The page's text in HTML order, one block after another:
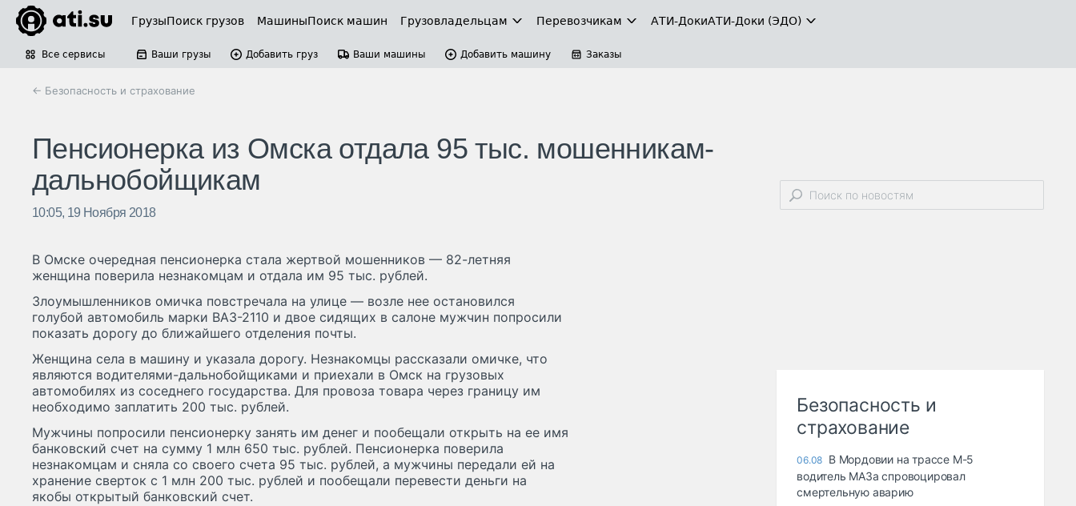
ГрузыПоиск грузов МашиныПоиск машин Грузовладельцам Перевозчикам АТИ-ДокиАТИ-Доки (ЭДО)
Все сервисы Ваши грузы Добавить груз Ваши машины Добавить машину Заказы
← Безопасность и страхование
Пенсионерка из Омска отдала 95 тыс. мошенникам-
дальнобойщикам
10:05, 19 Ноября 2018
В Омске очередная пенсионерка стала жертвой мошенников — 82-летняя
женщина поверила незнакомцам и отдала им 95 тыс. рублей.
Злоумышленников омичка повстречала на улице — возле нее остановился
голубой автомобиль марки ВАЗ-2110 и двое сидящих в салоне мужчин попросили
показать дорогу до ближайшего отделения почты.
Женщина села в машину и указала дорогу. Незнакомцы рассказали омичке, что
являются водителями-дальнобойщиками и приехали в Омск на грузовых
автомобилях из соседнего государства. Для провоза товара через границу им
необходимо заплатить 200 тыс. рублей.
Мужчины попросили пенсионерку занять им денег и пообещали открыть на ее имя
банковский счет на сумму 1 млн 650 тыс. рублей. Пенсионерка поверила
незнакомцам и сняла со своего счета 95 тыс. рублей, а мужчины передали ей на
хранение сверток с 1 млн 200 тыс. рублей и пообещали перевести деньги на
якобы открытый банковский счет.
Безопасность и
страхование
06.08 В Мордовии на трассе М-5
водитель МАЗа спровоцировал
смертельную аварию